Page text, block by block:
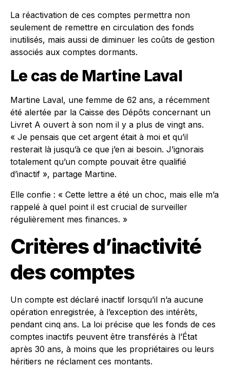
La réactivation de ces comptes permettra non
seulement de remettre en circulation des fonds
inutilisés, mais aussi de diminuer les coûts de gestion
associés aux comptes dormants.
Le cas de Martine Laval
Martine Laval, une femme de 62 ans, a récemment
été alertée par la Caisse des Dépôts concernant un
Livret A ouvert à son nom il y a plus de vingt ans.
« Je pensais que cet argent était à moi et qu’il
resterait là jusqu’à ce que j’en ai besoin. J’ignorais
totalement qu’un compte pouvait être qualifié
d’inactif », partage Martine.
Elle confie : « Cette lettre a été un choc, mais elle m’a
rappelé à quel point il est crucial de surveiller
régulièrement mes finances. »
Critères d’inactivité
des comptes
Un compte est déclaré inactif lorsqu’il n’a aucune
opération enregistrée, à l’exception des intérêts,
pendant cinq ans. La loi précise que les fonds de ces
comptes inactifs peuvent être transférés à l’État
après 30 ans, à moins que les propriétaires ou leurs
héritiers ne réclament ces montants.